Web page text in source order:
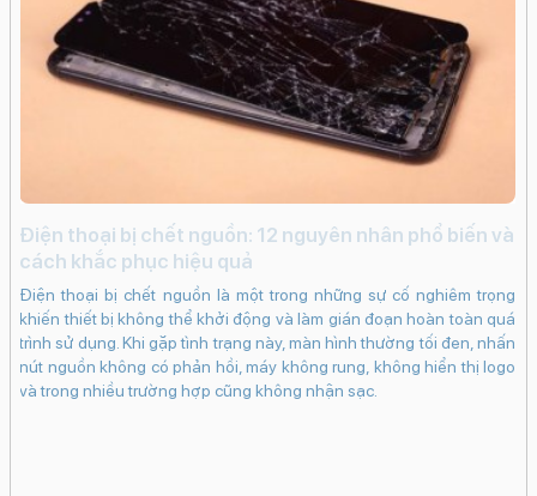
Điện thoại bị chết nguồn: 12 nguyên nhân phổ biến và
cách khắc phục hiệu quả
Điện thoại bị chết nguồn là một trong những sự cố nghiêm trọng
khiến thiết bị không thể khởi động và làm gián đoạn hoàn toàn quá
trình sử dụng. Khi gặp tình trạng này, màn hình thường tối đen, nhấn
nút nguồn không có phản hồi, máy không rung, không hiển thị logo
và trong nhiều trường hợp cũng không nhận sạc.